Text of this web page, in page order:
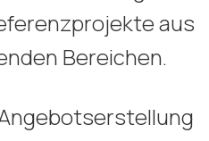
aus
Bereichen.